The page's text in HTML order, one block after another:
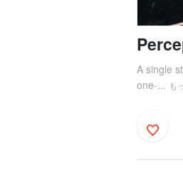
A single
one-... も